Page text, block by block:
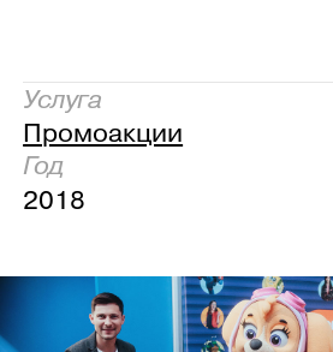
Услуга
Промоакции
Год
2018